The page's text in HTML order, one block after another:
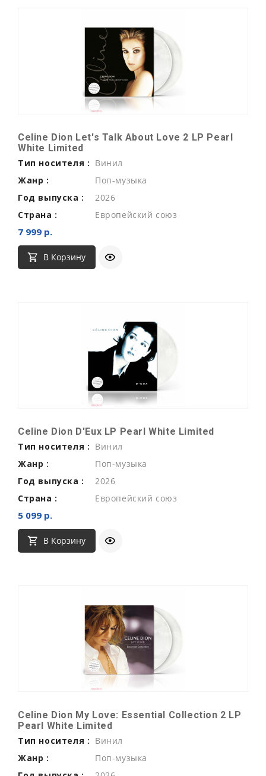
Celine Dion Let's Talk About Love 2 LP Pearl
White Limited
Тип носителя : Винил
Жанр :
Поп-музыка
Год выпуска :
2026
Страна :
Европейский союз
7 999 р.
В Корзину
Celine Dion D'Eux LP Pearl White Limited
Тип носителя : Винил
Жанр :
Поп-музыка
Год выпуска :
2026
Страна :
Европейский союз
5 099 р.
В Корзину
Celine Dion My Love: Essential Collection 2 LP
Pearl White Limited
Тип носителя : Винил
Жанр :
Поп-музыка